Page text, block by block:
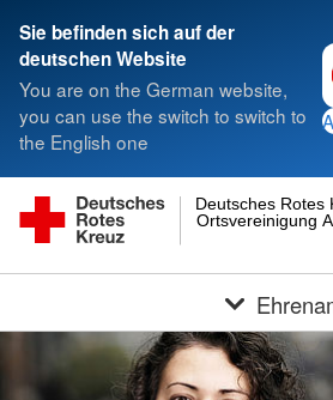
Sie befinden sich auf der
deutschen Website
You are on the German website,
you can use the switch to switch to
the English one
Ortsvereinigung
Deutsches Rotes